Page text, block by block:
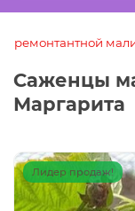
ремонтантной
Саженцы
Маргарита
Лидер продаж!